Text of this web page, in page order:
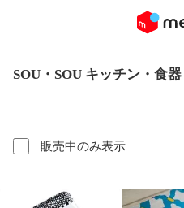
SOU・SOU キッチン・食
販売中のみ表示